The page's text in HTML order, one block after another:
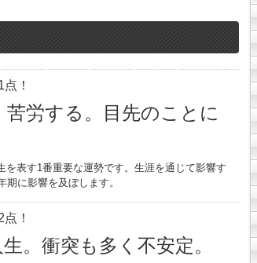
！
労する。目先のことに
を表す1番重要な運勢です。生涯を通じて影響す
に影響を及ぼします。
！
。衝突も多く不安定。